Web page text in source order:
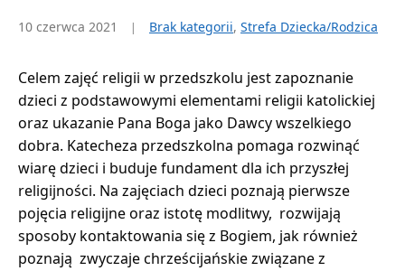
10 czerwca 2021 Brak kategorii, Strefa Dziecka/Rodzica
Celem zajęć religii w przedszkolu jest zapoznanie
dzieci z podstawowymi elementami religii katolickiej
oraz ukazanie Pana Boga jako Dawcy wszelkiego
dobra. Katecheza przedszkolna pomaga rozwinąć
wiarę dzieci i buduje fundament dla ich przyszłej
religijności. Na zajęciach dzieci poznają pierwsze
pojęcia religijne oraz istotę modlitwy, rozwijają
sposoby kontaktowania się z Bogiem, jak również
poznają zwyczaje chrześcijańskie związane z